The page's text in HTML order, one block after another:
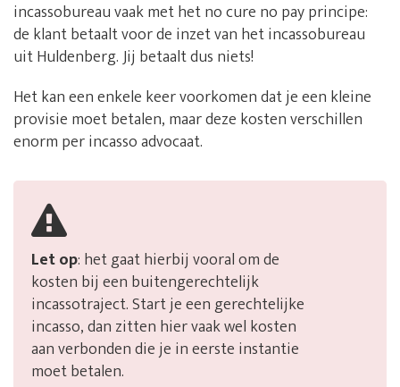
incassobureau vaak met het no cure no pay principe:
de klant betaalt voor de inzet van het incassobureau
uit Huldenberg. Jij betaalt dus niets!
Het kan een enkele keer voorkomen dat je een kleine
provisie moet betalen, maar deze kosten verschillen
enorm per incasso advocaat.
Let op: het gaat hierbij vooral om de
kosten bij een buitengerechtelijk
incassotraject. Start je een gerechtelijke
incasso, dan zitten hier vaak wel kosten
aan verbonden die je in eerste instantie
moet betalen.